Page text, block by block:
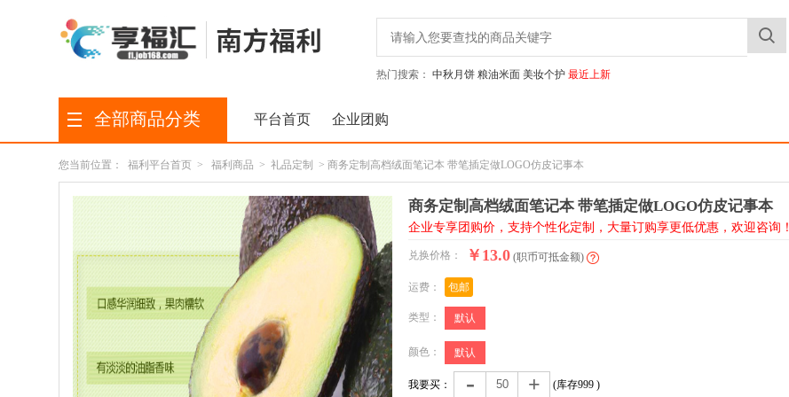
热门搜索： 中秋月饼 粮油米面 美妆个护 最近上新
全部商品分类 平台首页 企业团购
您当前位置： 福利平台首页 > 福利商品 > 礼品定制 > 商务定制高档绒面笔记本 带笔插定做LOGO仿皮记事本
商务定制高档绒面笔记本 带笔插定做LOGO仿皮记事本
企业专享团购价，支持个性化定制，大量订购享更低优惠，欢迎咨询！
兑换价格： ￥13.0 (职币可抵金额)
运费： 包邮
类型： 默认
颜色： 默认
我要买： - + (库存999 )